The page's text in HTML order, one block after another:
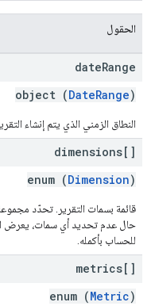
الحقول
dateRange
object (DateRange)
النطاق الزمني الذي يتم إنشاء
dimensions[]
enum (Dimension)
قائمة بسمات التقرير. تحدّد
حال عدم تحديد أي سمات، يعرض
للحساب بأكمله.
metrics[]
enum (Metric)